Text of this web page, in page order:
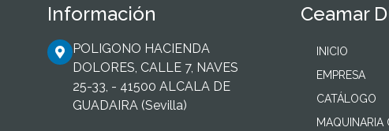
Información
POLIGONO HACIENDA
DOLORES, CALLE 7, NAVES
25-33, - 41500 ALCALA DE
GUADAIRA (Sevilla)
Ceamar
INICIO
EMPRESA
CATÁLOGO
MAQUINARIA